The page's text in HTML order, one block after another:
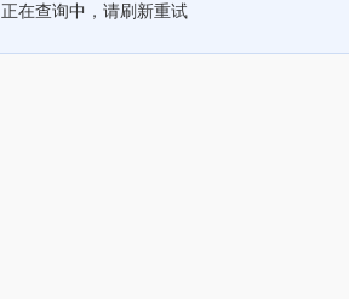
正在查询中，请刷新重试